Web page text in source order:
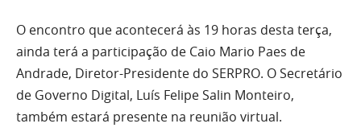
O encontro que acontecerá às 19 horas desta terça,
ainda terá a participação de Caio Mario Paes de
Andrade, Diretor-Presidente do SERPRO. O Secretário
de Governo Digital, Luís Felipe Salin Monteiro,
também estará presente na reunião virtual.